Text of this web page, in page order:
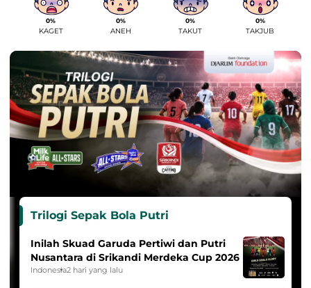
0%
KAGET
0%
ANEH
0%
TAKUT
0%
TAKJUB
Trilogi Sepak Bola Putri
Inilah Skuad Garuda Pertiwi dan Putri
Nusantara di Srikandi Merdeka Cup 2026
Indonesia2 hari yang lalu